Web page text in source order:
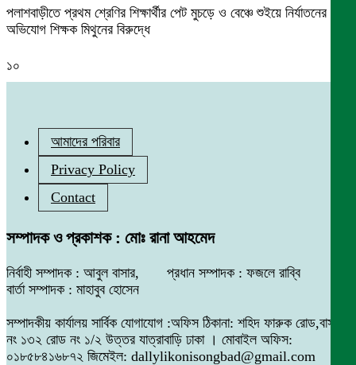
পলাশবাড়ীতে প্রথম শ্রেণির শিক্ষার্থীর পেট মুচড়ে ও বেঞ্চে শুইয়ে নির্যাতনের
অভিযোগ শিক্ষক মিথুনের বিরুদ্ধে
১০
আমাদের পরিবার
Privacy Policy
Contact
সম্পাদক ও প্রকাশক : মোঃ রানা আহমেদ
নির্বাহী সম্পাদক : আবুল বাসার, প্রধান সম্পাদক : ফজলে রাব্বি
বার্তা সম্পাদক : মাহাবুব হোসেন
সম্পাদকীয় কার্যালয় সার্বিক যোগাযোগ :অফিস ঠিকানা: শহিদ ফারুক রোড,বাসা
নং ১৩২ রোড নং ১/২ উত্তর যাত্রাবাড়ি ঢাকা । মোবাইল অফিস:
০১৮৫৮৪১৬৮৭২ জিমেইল: dallylikonisongbad@gmail.com